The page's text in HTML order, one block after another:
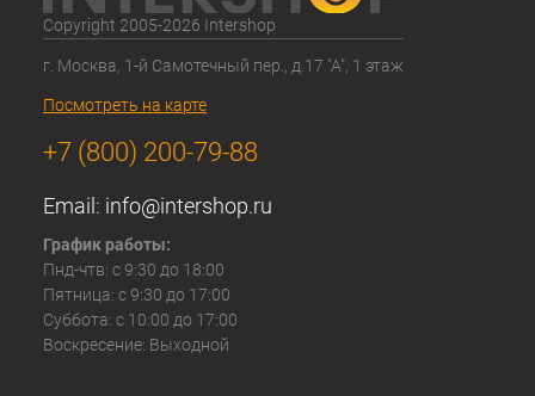
Copyright 2005-2026 Intershop
г. Москва, 1-й Самотечный пер., д.17 "А", 1 этаж
Посмотреть на карте
+7 (800) 200-79-88
Email: info@intershop.ru
График работы:
Пнд-чтв: с 9:30 до 18:00
Пятница: с 9:30 до 17:00
Суббота: с 10:00 до 17:00
Воскресение: Выходной